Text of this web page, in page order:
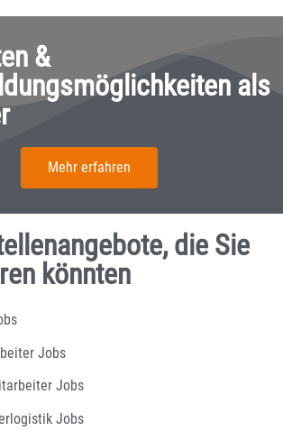
&
als
Mehr erfahren
die Sie
könnten
Jobs
Jobs
Jobs